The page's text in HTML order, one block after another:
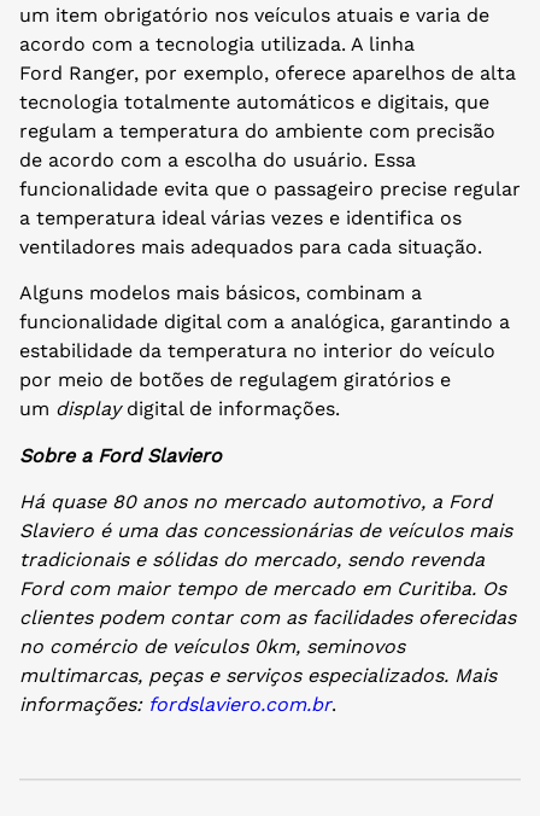
um item obrigatório nos veículos atuais e varia de
acordo com a tecnologia utilizada. A linha
Ford Ranger, por exemplo, oferece aparelhos de alta
tecnologia totalmente automáticos e digitais, que
regulam a temperatura do ambiente com precisão
de acordo com a escolha do usuário. Essa
funcionalidade evita que o passageiro precise regular
a temperatura ideal várias vezes e identifica os
ventiladores mais adequados para cada situação.
Alguns modelos mais básicos, combinam a
funcionalidade digital com a analógica, garantindo a
estabilidade da temperatura no interior do veículo
por meio de botões de regulagem giratórios e
um displaydigital de informações.
Sobre a Ford Slaviero
Há quase 80 anos no mercado automotivo, a Ford
Slaviero é uma das concessionárias de veículos mais
tradicionais e sólidas do mercado, sendo revenda
Ford com maior tempo de mercado em Curitiba. Os
clientes podem contar com as facilidades oferecidas
no comércio de veículos 0km, seminovos
multimarcas, peças e serviços especializados. Mais
informações: fordslaviero.com.br.